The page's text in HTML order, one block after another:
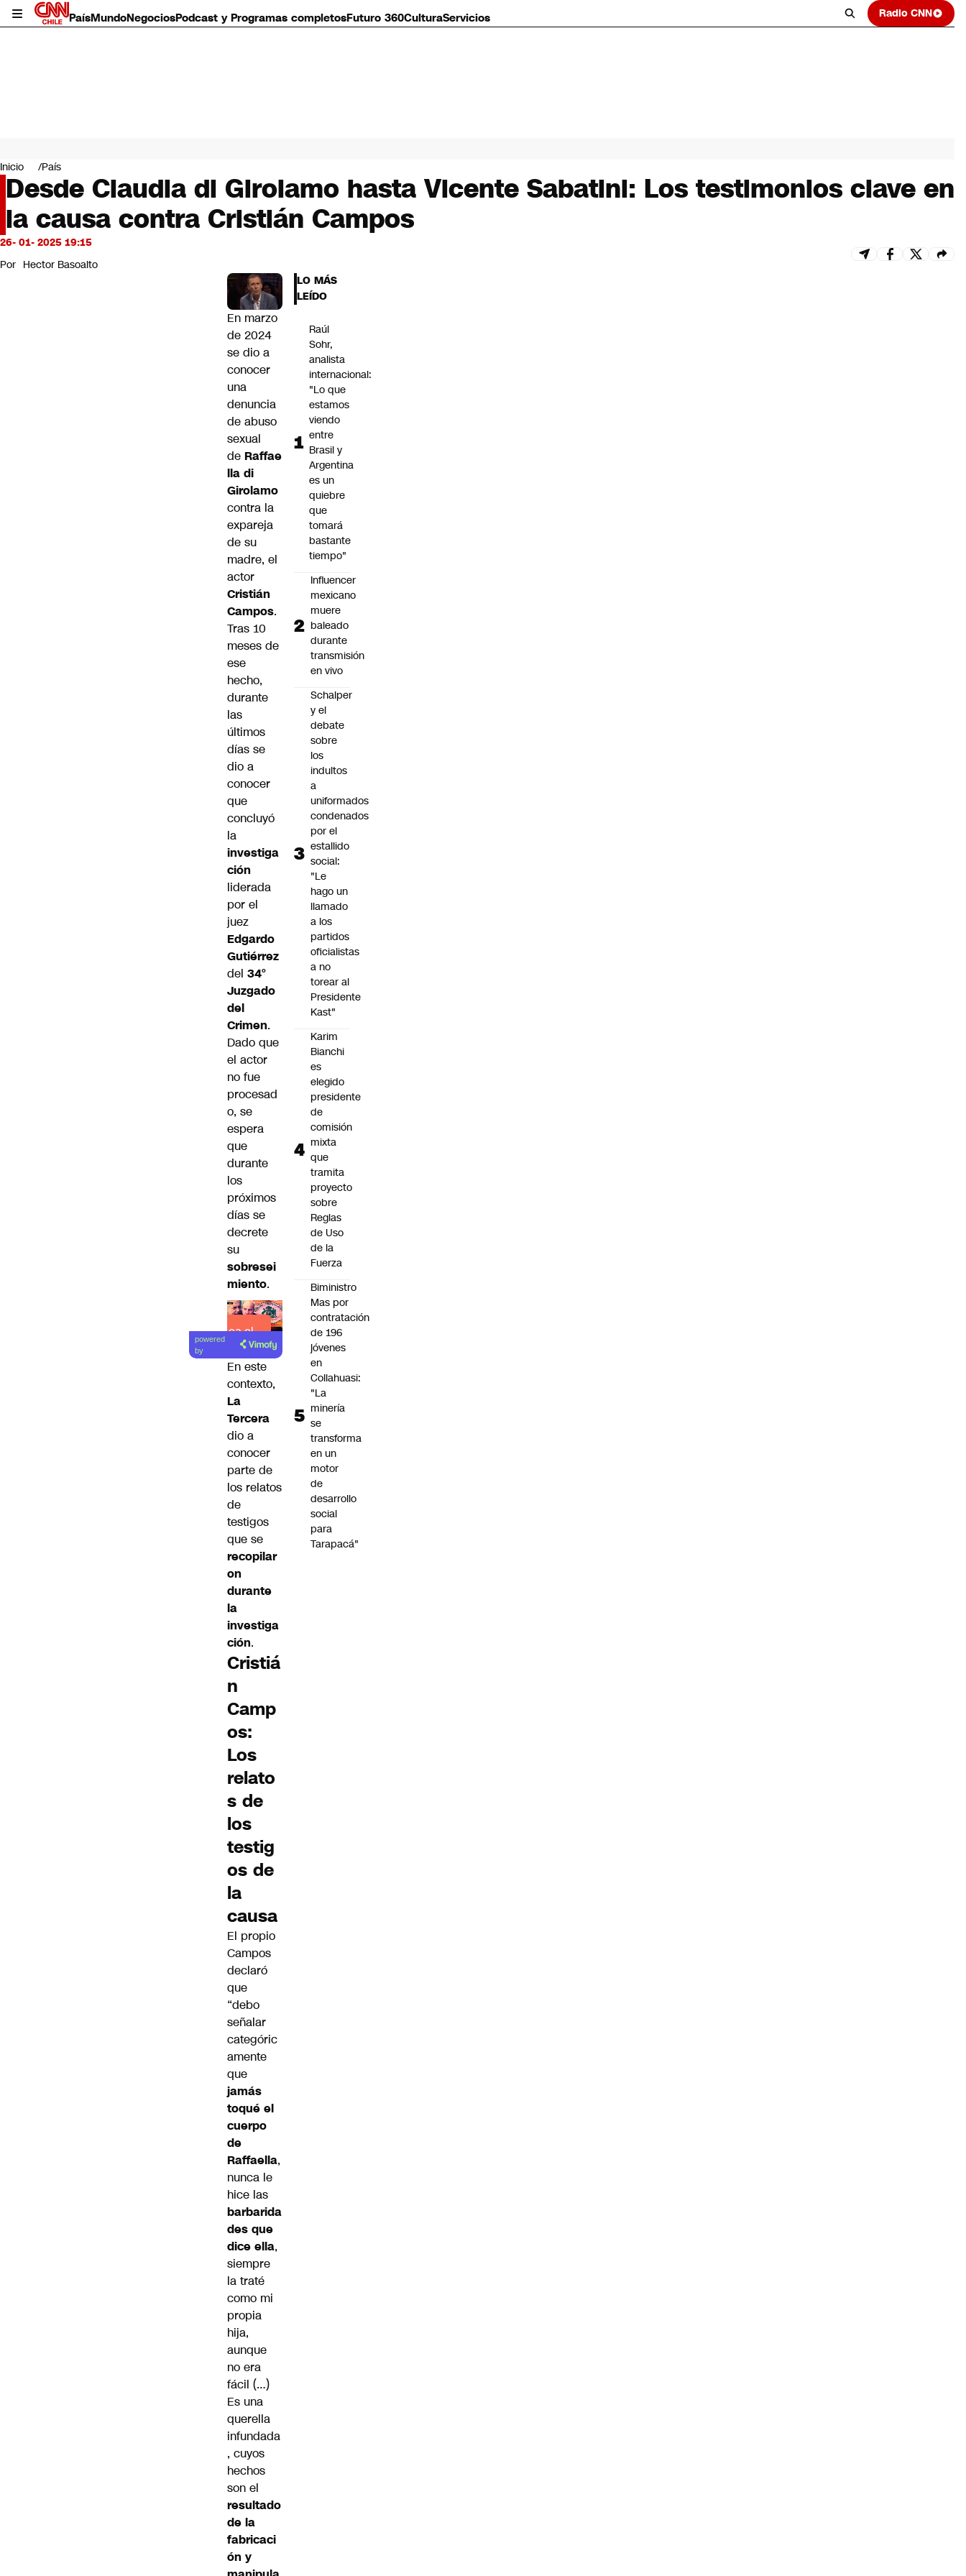
PaísMundoNegociosPodcast y Programas completosFuturo 360CulturaServicios Radio CNN
Mundo
Negocios
Deportes
Programas completos
Cultura
Servicios
Bits
CNN Data
Inicio País
Desde Claudia di Girolamo hasta Vicente Sabatini: Los testimonios clave en
la causa contra Cristián Campos
26- 01- 2025 19:15
Por Hector Basoalto
En marzo
de 2024
se dio a
conocer
una
denuncia
de abuso
sexual
de Raffae
lla di
Girolamo
contra la
expareja
de su
madre, el
actor
Cristián
Campos.
Tras 10
meses de
ese
hecho,
durante
las
últimos
días se
dio a
conocer
que
concluyó
la
investiga
ción
liderada
por el
juez
Edgardo
Gutiérrez
del 34°
Juzgado
del
Crimen.
Dado que
el actor
no fue
procesad
o, se
espera
que
durante
los
próximos
días se
decrete
su
sobresei
miento.
Lea el
artículo
powered
by
En este
contexto,
La
Tercera
dio a
conocer
parte de
los relatos
de
testigos
que se
recopilar
on
durante
la
investiga
ción.
Cristiá
n
Camp
os:
Los
relato
s de
los
testig
os de
la
causa
El propio
Campos
declaró
que
“debo
señalar
categóric
amente
que
jamás
toqué el
cuerpo
de
Raffaella,
nunca le
hice las
barbarida
des que
dice ella,
siempre
la traté
como mi
propia
hija,
aunque
no era
fácil (…)
Es una
querella
infundada
, cuyos
hechos
son el
resultado
de la
fabricaci
ón y
LO MÁS
LEÍDO
Raúl
Sohr,
analista
internacional:
"Lo que
estamos
viendo
entre
Brasil y
Argentina
es un
quiebre
que
tomará
bastante
tiempo"
Influencer
mexicano
muere
baleado
durante
transmisión
en vivo
Schalper
y el
debate
sobre
los
indultos
a
uniformados
condenados
por el
estallido
social:
"Le
hago un
llamado
a los
partidos
oficialistas
a no
torear al
Presidente
Kast"
Karim
Bianchi
es
elegido
presidente
de
comisión
mixta
que
tramita
proyecto
sobre
Reglas
de Uso
de la
Fuerza
Biministro
Mas por
contratación
de 196
jóvenes
en
Collahuasi:
"La
minería
se
transforma
en un
motor
de
desarrollo
social
para
Tarapacá"